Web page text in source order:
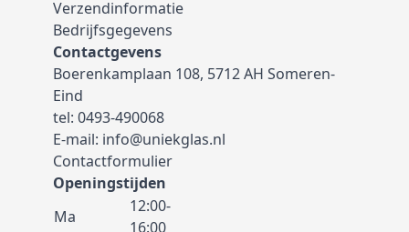
Verzendinformatie
Bedrijfsgegevens
Contactgevens
Boerenkamplaan 108, 5712 AH Someren-
Eind
tel: 0493-490068
E-mail: info@uniekglas.nl
Contactformulier
Openingstijden
Ma
12:00-
16:00